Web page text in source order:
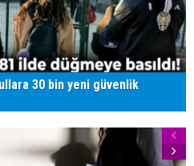
30 bin yeni güvenlik